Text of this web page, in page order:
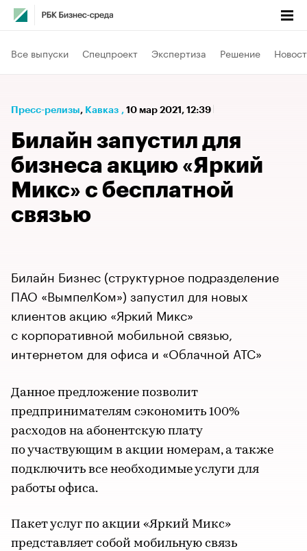
Все выпуски Спецпроект Экспертиза Решение
Пресс-релизы⁠, Кавказ , 10 мар 2021, 12:39
Билайн запустил для
бизнеса акцию «Яркий
Микс» с бесплатной
связью
Билайн Бизнес (структурное подразделение
ПАО «ВымпелКом») запустил для новых
клиентов акцию «Яркий Микс»
с корпоративной мобильной связью,
интернетом для офиса и «Облачной АТС»
Данное предложение позволит
предпринимателям сэкономить 100%
расходов на абонентскую плату
по участвующим в акции номерам, а также
подключить все необходимые услуги для
работы офиса.
Пакет услуг по акции «Яркий Микс»
представляет собой мобильную связь